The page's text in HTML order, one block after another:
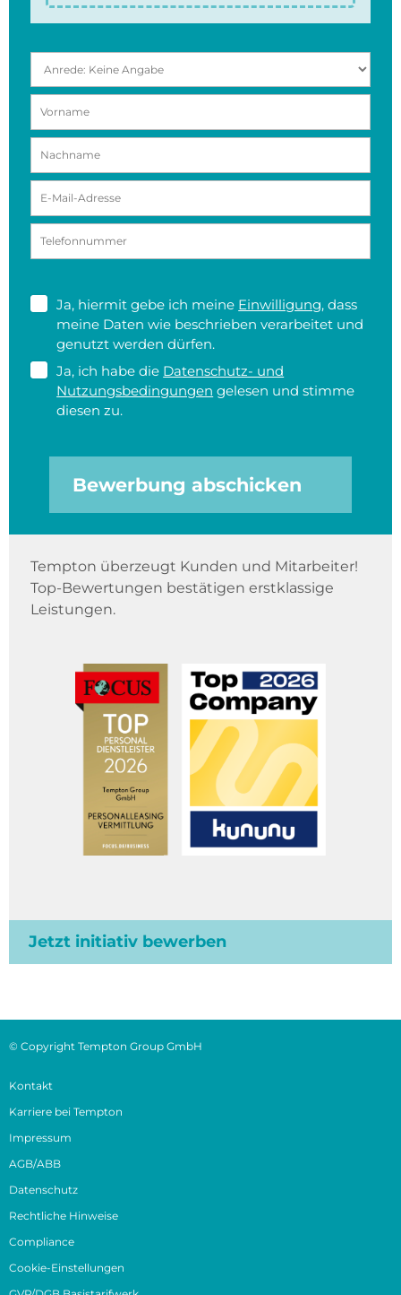
Ja, hiermit gebe ich meine Einwilligung, dass
meine Daten wie beschrieben verarbeitet und
genutzt werden dürfen.
Ja, ich habe die Datenschutz- und
Nutzungsbedingungen gelesen und stimme
diesen zu.
Bewerbung abschicken
Tempton überzeugt Kunden und Mitarbeiter!
Top-Bewertungen bestätigen erstklassige
Leistungen.
Jetzt initiativ bewerben
© Copyright Tempton Group GmbH
Kontakt
Karriere bei Tempton
Impressum
AGB/ABB
Datenschutz
Rechtliche Hinweise
Compliance
Cookie-Einstellungen